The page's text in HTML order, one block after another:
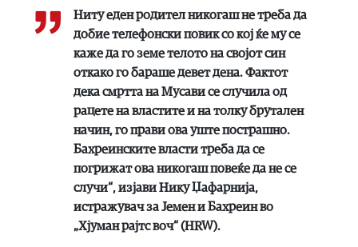
Ниту еден родител никогаш не треба да
добие телефонски повик со кој ќе му се
каже да го земе телото на својот син
откако го бараше девет дена. Фактот
дека смртта на Мусави се случила од
рацете на властите и на толку брутален
начин, го прави ова уште пострашно.
Бахреинските власти треба да се
погрижат ова никогаш повеќе да не се
случи“, изјави Нику Џафарнија,
истражувач за Јемен и Бахреин во
„Хјуман рајтс воч“ (HRW).